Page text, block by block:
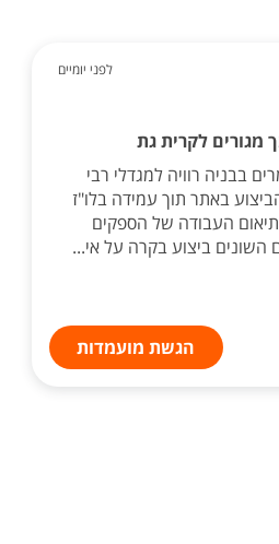
לפני יומיים
מגורים לקרית גת
בבניה רוויה למגדלי רבי
באתר תוך עמידה בלו"ז
ותיאום העבודה של הספקים
השונים ביצוע בקרה על אי...
הגשת מועמדות